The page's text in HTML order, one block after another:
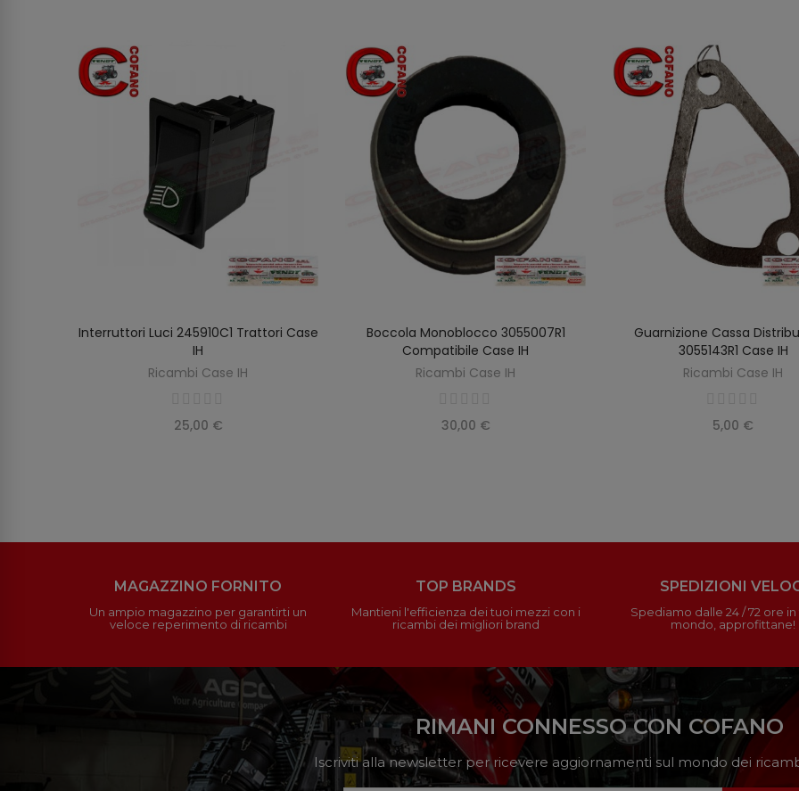
AGGIUNGI AL CARRELLO
Interruttori Luci 245910C1 Trattori Case
IH
Ricambi Case IH
25,00 €
AGGIUNGI AL CARRELLO
Boccola Monoblocco 3055007R1
Compatibile Case IH
Ricambi Case IH
30,00 €
AGGIUNGI AL
Guarnizione Cassa
3055143R1 Case IH
Ricambi Case IH
5,00 €
MAGAZZINO FORNITO
Un ampio magazzino per garantirti un
veloce reperimento di ricambi
TOP BRANDS
Mantieni l'efficienza dei tuoi mezzi con i
ricambi dei migliori brand
SPEDIZIONI
Spediamo dalle 24 / 72 ore
mondo, approfittane!
RIMANI CONNESSO CON COFANO
Iscriviti alla newsletter per ricevere aggiornamenti sul mondo dei